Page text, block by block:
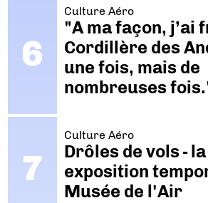
Culture Aéro
"A ma façon, j’ai
Cordillère des
une fois, mais de
nombreuses
Culture Aéro
Drôles de vols -
exposition
Musée de l'Air